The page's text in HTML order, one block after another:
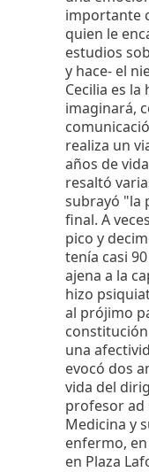
importante
quien le
estudios
y hace- el
Cecilia es
imaginará,
realiza un
años de
resaltó
subrayó "la
final. A
pico y
tenía casi
ajena a la
hizo
al prójimo
una
evocó dos
vida del
profesor ad
Medicina y
enfermo,
en Plaza